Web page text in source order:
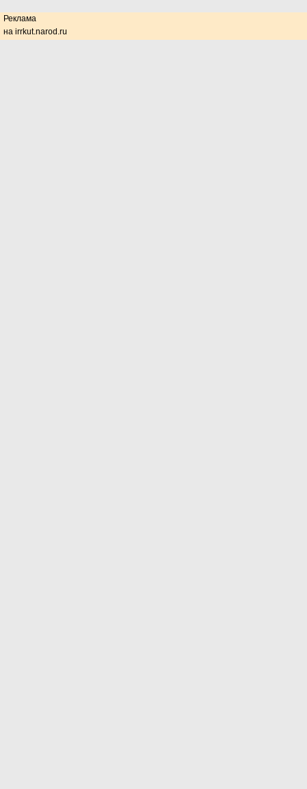
Реклама
на irrkut.narod.ru